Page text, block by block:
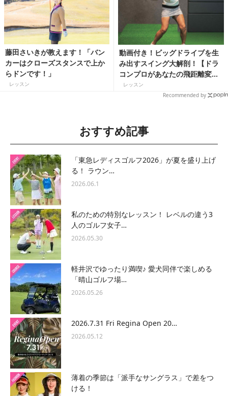
藤田さいきが教えます！「バン
カーはクローズスタンスで上か
らドンです！」
レッスン
動画付き！ビッグドライブを生
み出すスイング大解剖！【ドラ
コンプロがあなたの飛距離変え
ちゃいます!】
レッスン
Recommended by
おすすめ記事
「東急レディスゴルフ2026」が夏を盛り上げ
る！ ラウン…
2026.06.1
私のための特別なレッスン！ レベルの違う3
人のゴルフ女子…
2026.05.30
軽井沢でゆったり満喫♪ 愛犬同伴で楽しめる
「晴山ゴルフ場…
2026.05.26
2026.7.31 Fri Regina Open 20…
2026.05.12
薄着の季節は「派手なサングラス」で差をつ
ける！